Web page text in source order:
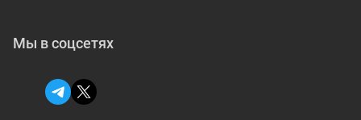
Мы в соцсетях